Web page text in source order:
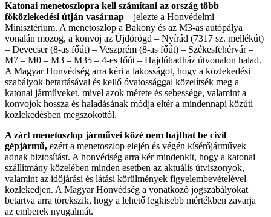
Katonai menetoszlopra kell számítani az ország több
főközlekedési útján vasárnap – jelezte a Honvédelmi
Minisztérium. A menetoszlop a Bakony és az M3-as autópálya
vonalán mozog, a konvoj az Újdörögd – Nyírád (7317 sz. mellékút)
– Devecser (8-as főút) – Veszprém (8-as főút) – Székesfehérvár –
M7 – M0 – M3 – M35 – 4-es főút – Hajdúhadház útvonalon halad.
A Magyar Honvédség arra kéri a lakosságot, hogy a közlekedési
szabályok betartásával és kellő óvatossággal közelítsék meg a
katonai járműveket, mivel azok mérete és sebessége, valamint a
konvojok hossza és haladásának módja eltér a mindennapi közúti
közlekedésben megszokottól.
A zárt menetoszlop járművei közé nem hajthat be civil
gépjármű, ezért a menetoszlop elején és végén kísérőjárművek
adnak biztosítást. A honvédség arra kér mindenkit, hogy a katonai
szállítmány közelében minden esetben az aktuális útviszonyok,
valamint az időjárási és látási körülmények figyelembevételével
közlekedjen. A Magyar Honvédség a vonatkozó jogszabályokat
betartva arra törekszik, hogy a lehető legkisebb mértékben zavarja
az emberek nyugalmát.